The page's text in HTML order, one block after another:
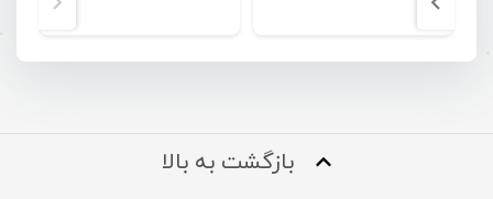
بازگشت به بالا